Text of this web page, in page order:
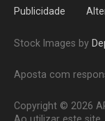
Publicidade
Stock Images by
Aposta com
Copyright © 2026